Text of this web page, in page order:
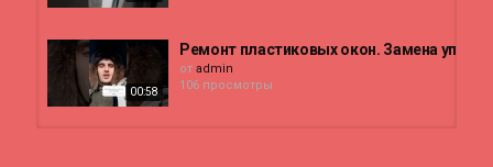
00:58
Ремонт пластиковых окон. Замена
от admin
106 просмотры